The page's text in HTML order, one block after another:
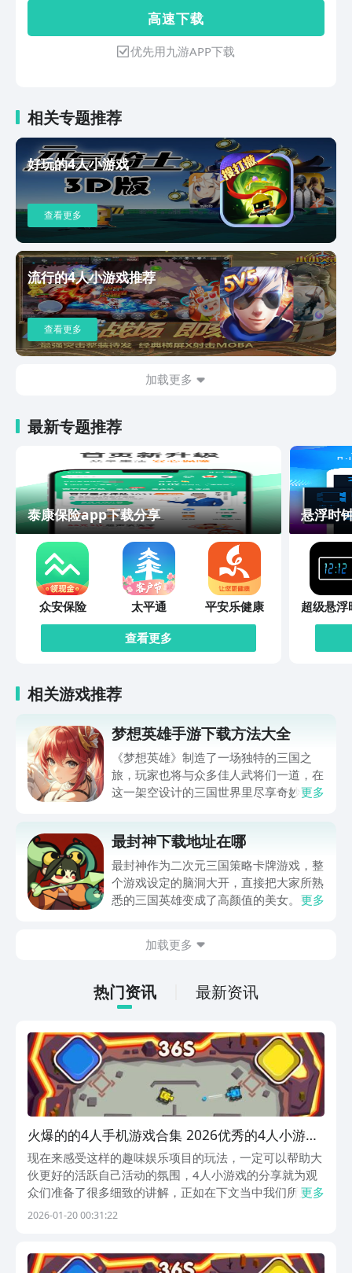
高 速 下 载
优先用九游APP下载
相关专题推荐
好玩的4人小游戏
查看更多
流行的4人小游戏推荐
查看更多
加载更多
最新专题推荐
泰康保险app下载分享
众安保险 太平通
平安乐健康
查看更多
悬浮时
超级悬浮
相关游戏推荐
梦想英雄手游下载方法大全
《梦想英雄》制造了一场独特的三国之
旅，玩家也将与众多佳人武将们一道，在
这一架空设计的三国世界里尽享奇妙冒
为玩家们带来，通过它就可以体验到超级
畅快的三国冒险，想入坑这一作品的玩家
还请不要错过。
更多
最封神下载地址在哪
最封神作为二次元三国策略卡牌游戏，整
个游戏设定的脑洞大开，直接把大家所熟
悉的三国英雄变成了高颜值的美女。整体
家在体验游戏的时候，如果能够成功的下
面就针对下载地址做相关内容的介绍。
更多
加载更多
热门资讯 最新资讯
火爆的的4人手机游戏合集 2026优秀的4人小游戏
合辑
现在来感受这样的趣味娱乐项目的玩法，一定可以帮助大
伙更好的活跃自己活动的氛围，4人小游戏的分享就为观
众们准备了很多细致的讲解，正如在下文当中我们所见到
的那样，有如此的游戏伴随在我们玩家的身边，感受到它
更多
2026-01-20 00:31:22